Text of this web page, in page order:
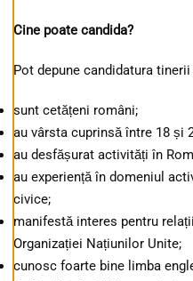
Cine poate candida?
Pot depune candidatura tinerii
sunt cetățeni români;
au vârsta cuprinsă între 18 și
au desfășurat activități în
au experiență în domeniul
civice;
manifestă interes pentru
Organizației Națiunilor Unite;
cunosc foarte bine limba